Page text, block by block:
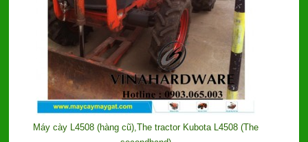
Máy cày L4508 (hàng cũ),The tractor Kubota L4508 (The